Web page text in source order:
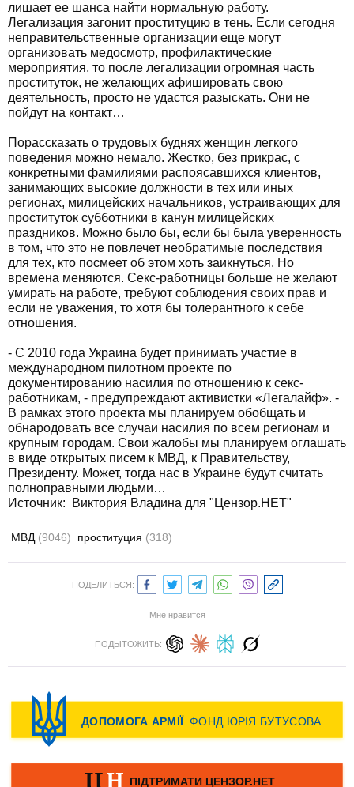
лишает ее шанса найти нормальную работу.
Легализация загонит проституцию в тень. Если сегодня
неправительственные организации еще могут
организовать медосмотр, профилактические
мероприятия, то после легализации огромная часть
проституток, не желающих афишировать свою
деятельность, просто не удастся разыскать. Они не
пойдут на контакт…
Порассказать о трудовых буднях женщин легкого
поведения можно немало. Жестко, без прикрас, с
конкретными фамилиями распоясавшихся клиентов,
занимающих высокие должности в тех или иных
регионах, милицейских начальников, устраивающих для
проституток субботники в канун милицейских
праздников. Можно было бы, если бы была уверенность
в том, что это не повлечет необратимые последствия
для тех, кто посмеет об этом хоть заикнуться. Но
времена меняются. Секс-работницы больше не желают
умирать на работе, требуют соблюдения своих прав и
если не уважения, то хотя бы толерантного к себе
отношения.
- С 2010 года Украина будет принимать участие в
международном пилотном проекте по
документированию насилия по отношению к секс-
работникам, - предупреждают активистки «Легалайф». -
В рамках этого проекта мы планируем обобщать и
обнародовать все случаи насилия по всем регионам и
крупным городам. Свои жалобы мы планируем оглашать
в виде открытых писем к МВД, к Правительству,
Президенту. Может, тогда нас в Украине будут считать
полноправными людьми…
Источник: Виктория Владина для "Цензор.НЕТ"
МВД (9046) проституция (318)
ПОДЕЛИТЬСЯ:
Мне нравится
ПОДЫТОЖИТЬ: